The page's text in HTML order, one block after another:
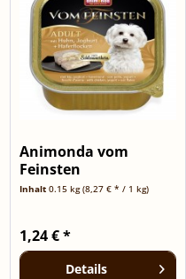
Animonda vom
Feinsten
Schlemmerkern mit
Inhalt 0.15 kg(8,27 € * / 1 kg)
1,24 € *
Details